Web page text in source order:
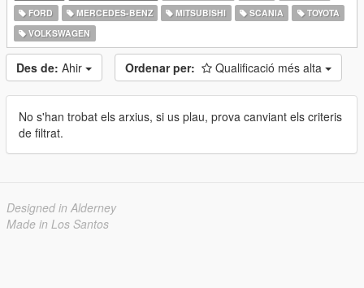
FORD
MERCEDES-BENZ MITSUBISHI SCANIA
TOYOTA
VOLKSWAGEN
Des de: Ahir Ordenar per: Qualificació més alta
No s'han trobat els arxius, si us plau, prova canviant els criteris
de filtrat.
Designed in Alderney
Made in Los Santos